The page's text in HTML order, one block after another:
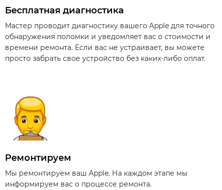
Бесплатная диагностика
Мастер проводит диагностику вашего Apple для точного
обнаружения поломки и уведомляет вас о стоимости и
времени ремонта. Если вас не устраивает, вы можете
просто забрать свое устройство без каких-либо оплат.
Ремонтируем
Мы ремонтируем ваш Apple. На каждом этапе мы
информируем вас о процессе ремонта.